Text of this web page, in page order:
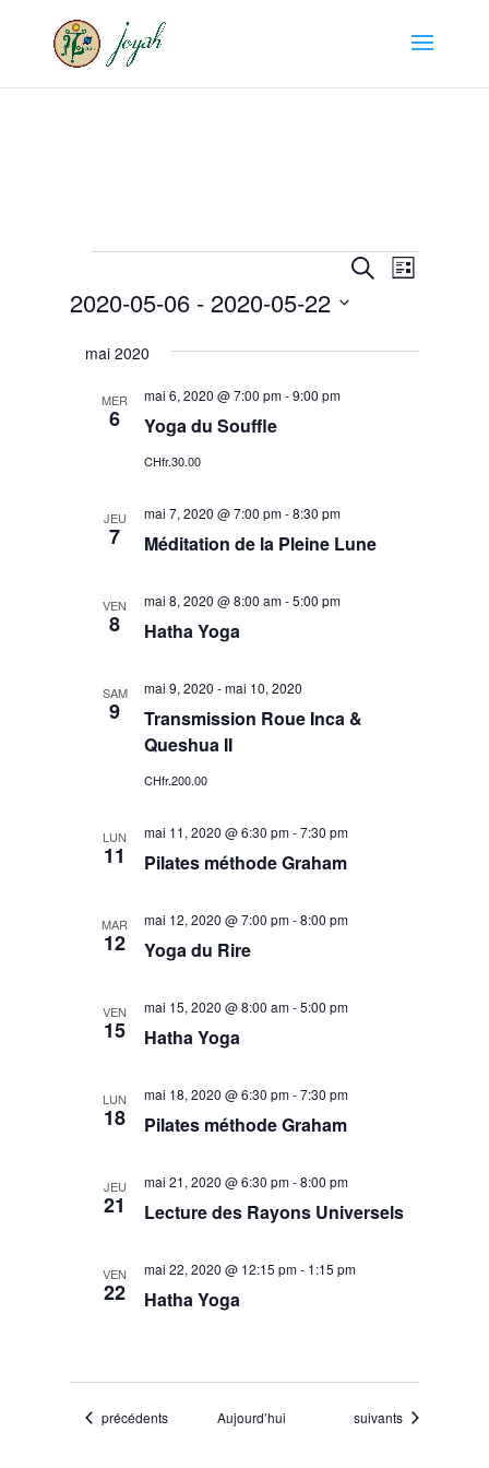
Évènements Recherche
et
de
Recherche
de
Liste
2020-05-06 - 2020-05-22
unemai 2020
MER
6 Yoga du Souffle
mai 6, 2020 @ 7:00 pm-9:00 pm
CHfr.30.00
JEU
7 Méditation de la Pleine Lune
mai 7, 2020 @ 7:00 pm-8:30 pm
VEN
8 Hatha Yoga
mai 8, 2020 @ 8:00 am-5:00 pm
SAM
9
Transmission Roue Inca &
Queshua II
mai 9, 2020 -mai 10, 2020
CHfr.200.00
LUN
11 Pilates méthode Graham
mai 11, 2020 @ 6:30 pm-7:30 pm
MAR
12 Yoga du Rire
mai 12, 2020 @ 7:00 pm-8:00 pm
VEN
15 Hatha Yoga
mai 15, 2020 @ 8:00 am-5:00 pm
LUN
18 Pilates méthode Graham
mai 18, 2020 @ 6:30 pm-7:30 pm
JEU
21 Lecture des Rayons Universels
mai 21, 2020 @ 6:30 pm-8:00 pm
VEN
22 Hatha Yoga
mai 22, 2020 @ 12:15 pm- 1:15 pm
Évènements
précédents Aujourd’hui Évènements
suivants